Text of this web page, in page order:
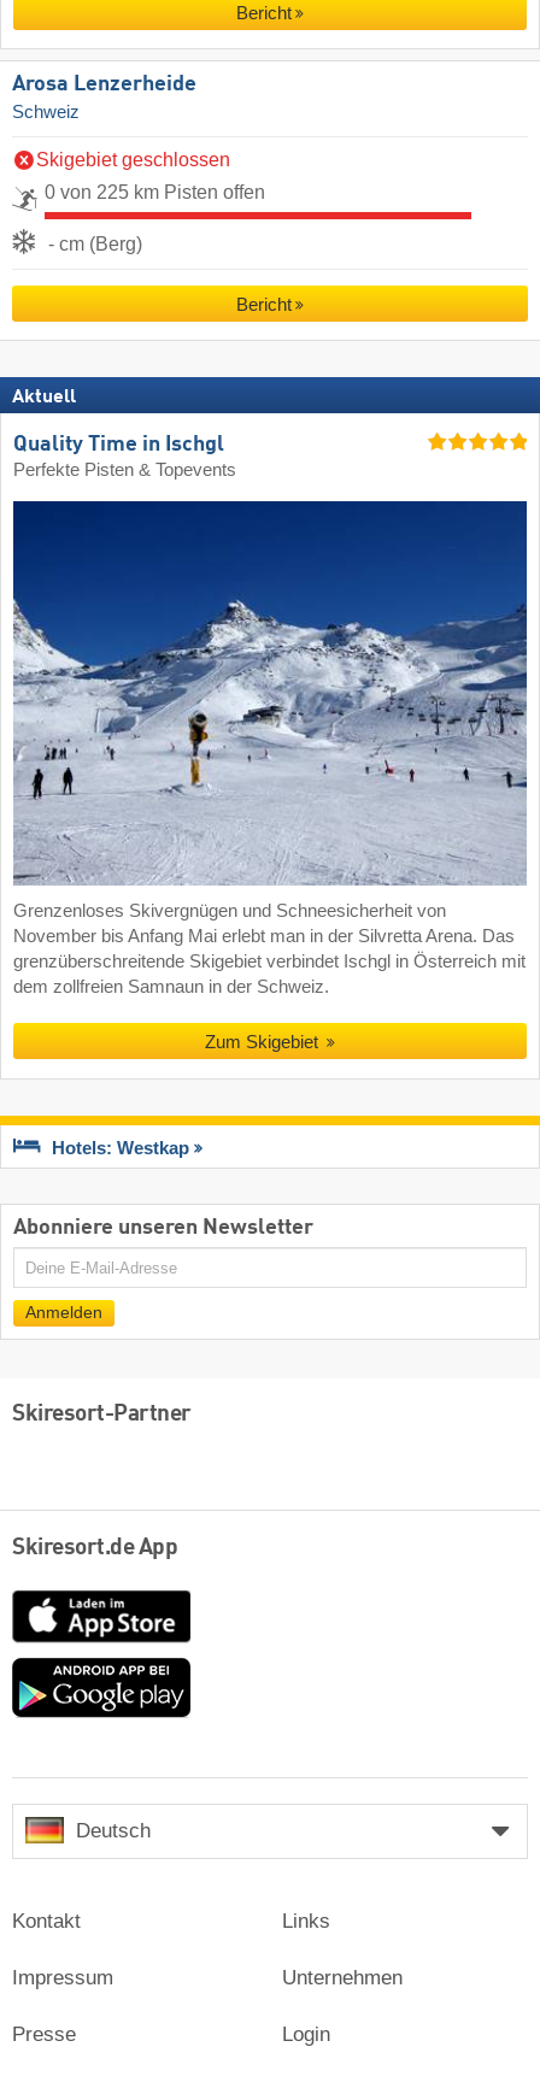
Bericht
Arosa Lenzerheide
Schweiz
Skigebiet geschlossen
0 von 225 km Pisten offen
- cm (Berg)
Bericht
Aktuell
Quality Time in Ischgl
Perfekte Pisten & Topevents
Grenzenloses Skivergnügen und Schneesicherheit von
November bis Anfang Mai erlebt man in der Silvretta Arena. Das
grenzüberschreitende Skigebiet verbindet Ischgl in Österreich mit
dem zollfreien Samnaun in der Schweiz.
Zum Skigebiet
Hotels: Westkap
Abonniere unseren Newsletter
E-
Mail
Anmelden
Skiresort-Partner
Skiresort.de App
App
Store
Google
Deutsch
Kontakt
Impressum
Presse
Links
Unternehmen
Login